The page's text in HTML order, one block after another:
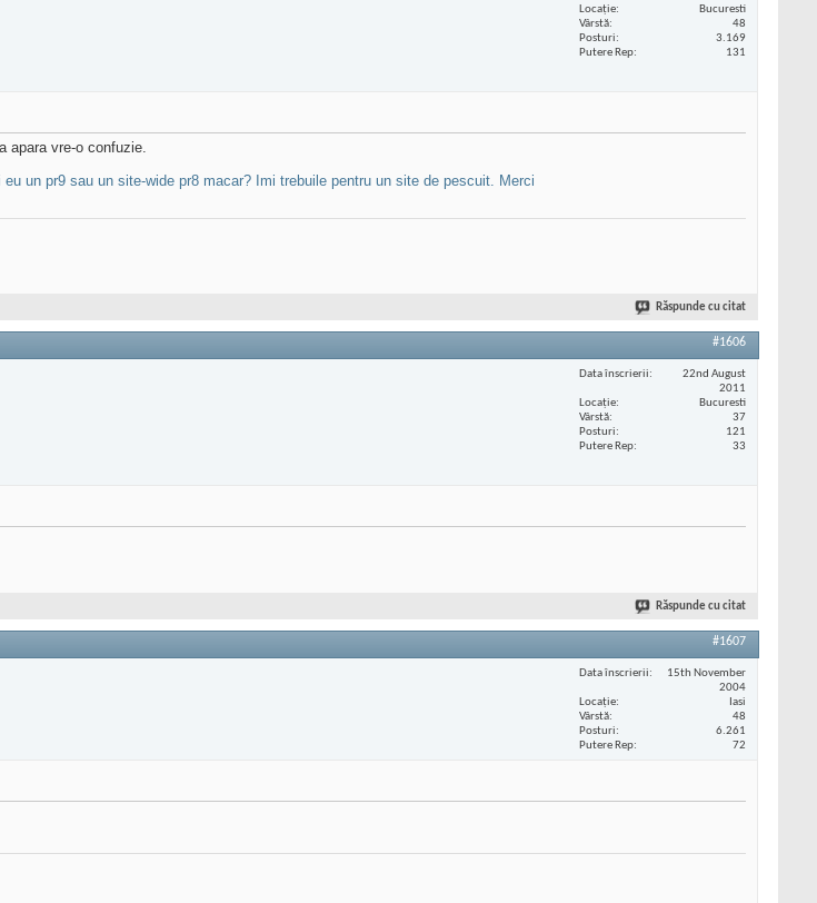
Locaţie
Bucuresti
Vârstă
48
Posturi
3.169
Putere Rep
131
apara vre-o confuzie.
un pr9 sau un site-wide pr8 macar? Imi trebuile pentru un site de pescuit. Merci
Răspunde cu citat
#1606
Data înscrierii
22nd August
2011
Locaţie
Bucuresti
Vârstă
37
Posturi
121
Putere Rep
33
Răspunde cu citat
#1607
Data înscrierii
15th November
2004
Locaţie
Iasi
Vârstă
48
Posturi
6.261
Putere Rep
72